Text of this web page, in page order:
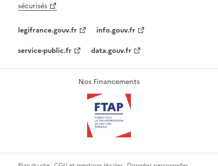
sécurisés
legifrance.gouv.fr
info.gouv.fr
service-public.fr
data.gouv.fr
Nos Financements